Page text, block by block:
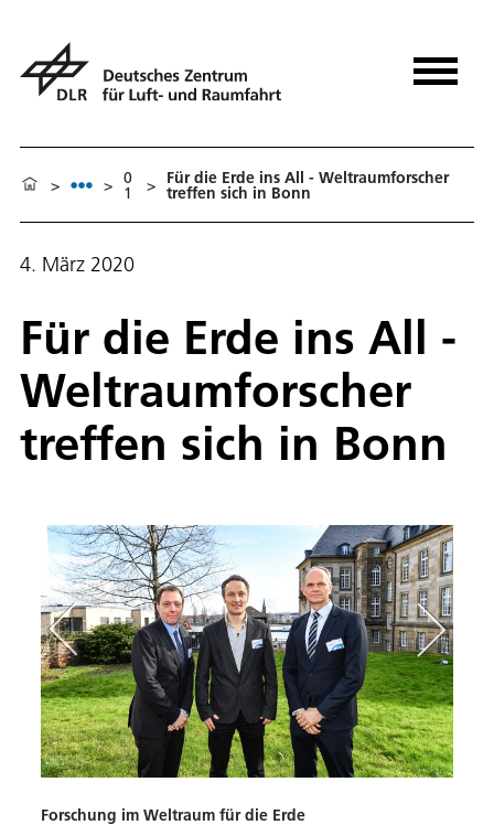
> > 0
1 > Für die Erde ins All - Weltraumforscher
treffen sich in Bonn
4. März 2020
Für die Erde ins All -
Weltraumforscher
treffen sich in Bonn
Forschung im Weltraum für die Erde